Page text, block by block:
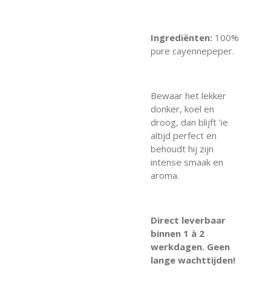
Ingrediënten: 100%
pure cayennepeper.
Bewaar het lekker
donker, koel en
droog, dan blijft 'ie
altijd perfect en
behoudt hij zijn
intense smaak en
aroma.
Direct leverbaar
binnen 1 à 2
werkdagen. Geen
lange wachttijden!